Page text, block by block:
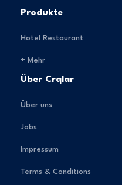
Produkte
Hotel Restaurant
+ Mehr
Über Crqlar
Über uns
Jobs
Impressum
Terms & Conditions